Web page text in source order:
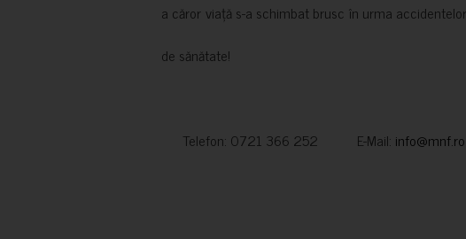
a căror viață s-a schimbat brusc în urma
de sănătate!
Telefon: 0721 366 252 E-Mail: info@mnf.ro